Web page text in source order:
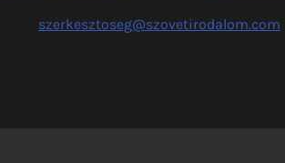
szerkesztoseg@szovetirodalom.com